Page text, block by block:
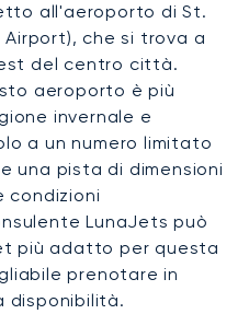
all'aeroporto di St.
Airport), che si trova a
del centro città.
aeroporto è più
invernale e
a un numero limitato
una pista di dimensioni
condizioni
LunaJets può
più adatto per questa
prenotare in
disponibilità.